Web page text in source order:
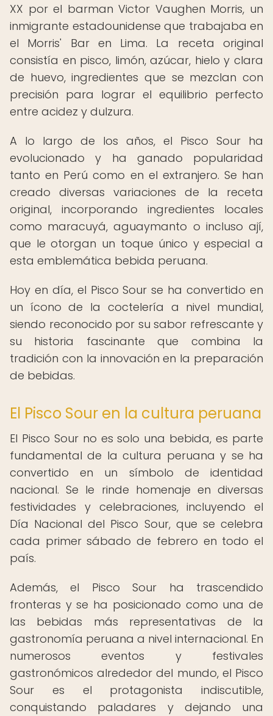
XX por el barman Victor Vaughen Morris, un
inmigrante estadounidense que trabajaba en
el Morris' Bar en Lima. La receta original
consistía en pisco, limón, azúcar, hielo y clara
de huevo, ingredientes que se mezclan con
precisión para lograr el equilibrio perfecto
entre acidez y dulzura.
A lo largo de los años, el Pisco Sour ha
evolucionado y ha ganado popularidad
tanto en Perú como en el extranjero. Se han
creado diversas variaciones de la receta
original, incorporando ingredientes locales
como maracuyá, aguaymanto o incluso ají,
que le otorgan un toque único y especial a
esta emblemática bebida peruana.
Hoy en día, el Pisco Sour se ha convertido en
un ícono de la coctelería a nivel mundial,
siendo reconocido por su sabor refrescante y
su historia fascinante que combina la
tradición con la innovación en la preparación
de bebidas.
El Pisco Sour en la cultura peruana
El Pisco Sour no es solo una bebida, es parte
fundamental de la cultura peruana y se ha
convertido en un símbolo de identidad
nacional. Se le rinde homenaje en diversas
festividades y celebraciones, incluyendo el
Día Nacional del Pisco Sour, que se celebra
cada primer sábado de febrero en todo el
país.
Además, el Pisco Sour ha trascendido
fronteras y se ha posicionado como una de
las bebidas más representativas de la
gastronomía peruana a nivel internacional. En
numerosos eventos y festivales
gastronómicos alrededor del mundo, el Pisco
Sour es el protagonista indiscutible,
conquistando paladares y dejando una